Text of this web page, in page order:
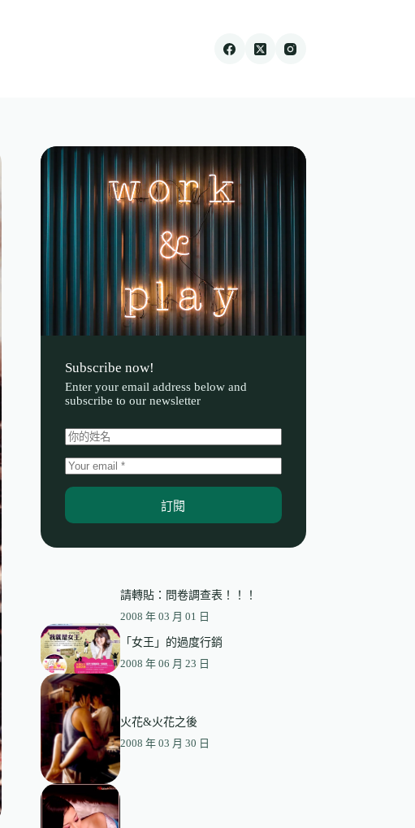
Subscribe now!
Enter your email address below and
subscribe to our newsletter
訂閱
請轉貼：問卷調查表！！！
2008 年 03 月 01 日
「女王」的過度行銷
2008 年 06 月 23 日
火花&火花之後
2008 年 03 月 30 日